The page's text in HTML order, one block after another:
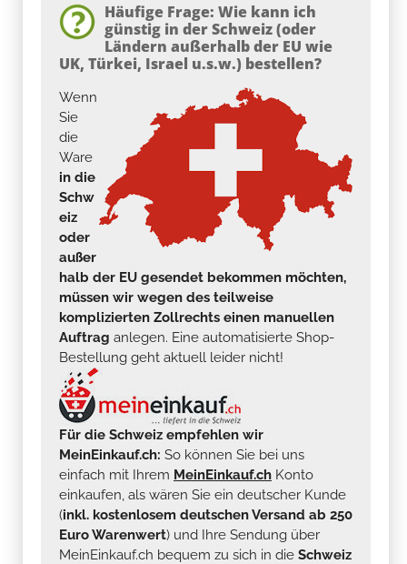
Häufige Frage: Wie kann ich
günstig in der Schweiz (oder
Ländern außerhalb der EU wie
UK, Türkei, Israel u.s.w.) bestellen?
Wenn
Sie
die
Ware
in die
Schw
eiz
oder
außer
halb der EU gesendet bekommen möchten,
müssen wir wegen des teilweise
komplizierten Zollrechts einen manuellen
Auftrag anlegen. Eine automatisierte Shop-
Bestellung geht aktuell leider nicht!
Für die Schweiz empfehlen wir
MeinEinkauf.ch: So können Sie bei uns
einfach mit Ihrem MeinEinkauf.ch Konto
einkaufen, als wären Sie ein deutscher Kunde
(inkl. kostenlosem deutschen Versand ab 250
Euro Warenwert) und Ihre Sendung über
MeinEinkauf.ch bequem zu sich in die Schweiz